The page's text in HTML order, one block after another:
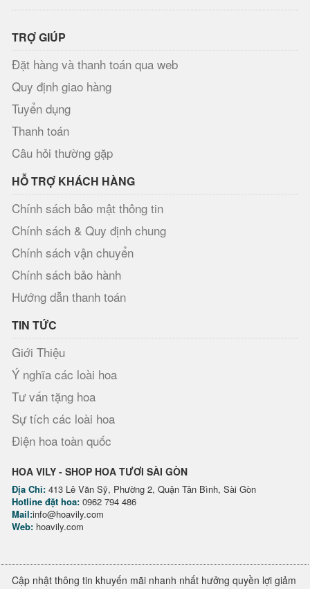
TRỢ GIÚP
Đặt hàng và thanh toán qua web
Quy định giao hàng
Tuyển dụng
Thanh toán
Câu hỏi thường gặp
HỖ TRỢ KHÁCH HÀNG
Chính sách bảo mật thông tin
Chính sách & Quy định chung
Chính sách vận chuyển
Chính sách bảo hành
Hướng dẫn thanh toán
TIN TỨC
Giới Thiệu
Ý nghĩa các loài hoa
Tư vấn tặng hoa
Sự tích các loài hoa
Điện hoa toàn quốc
HOA VILY - SHOP HOA TƯƠI SÀI GÒN
Địa Chỉ: 413 Lê Văn Sỹ, Phường 2, Quận Tân Bình, Sài Gòn
Hotline đặt hoa: 0962 794 486
Mail:info@hoavily.com
Web: hoavily.com
Cập nhật thông tin khuyến mãi nhanh nhất hưởng quyền lợi giảm